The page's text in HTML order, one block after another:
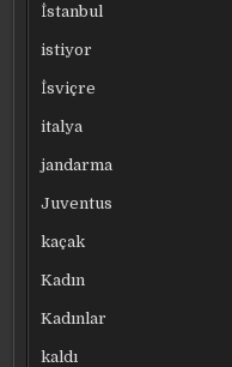
İstanbul
istiyor
İsviçre
italya
jandarma
Juventus
kaçak
Kadın
Kadınlar
kaldı